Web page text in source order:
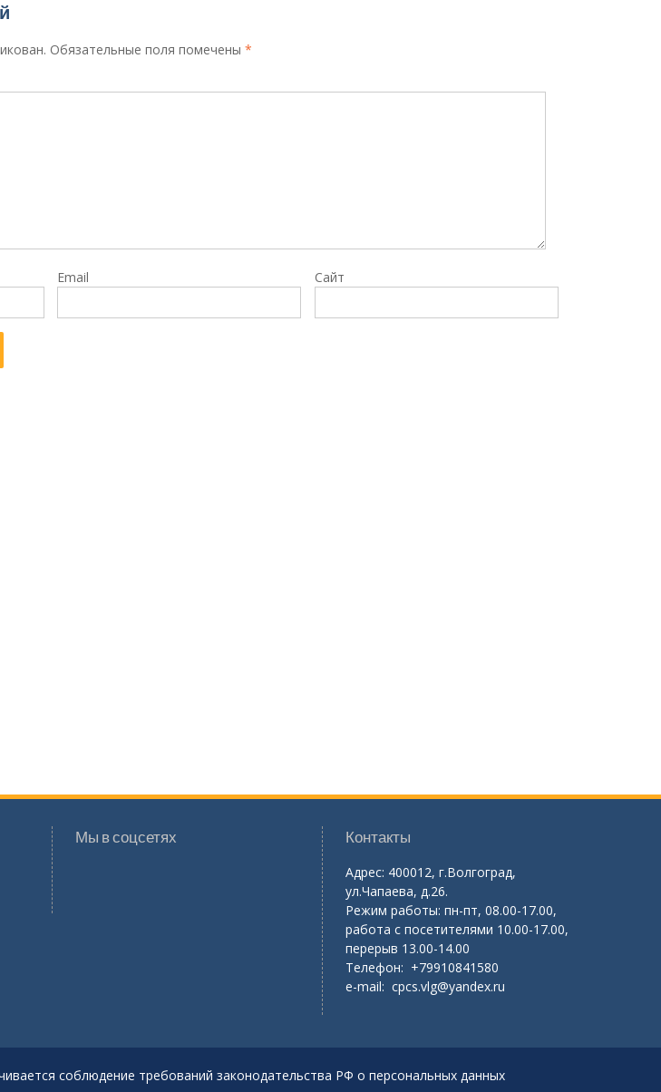
Обязательные поля помечены *
Email Сайт
Мы в соцсетях Контакты
Адрес: 400012, г.Волгоград,
ул.Чапаева, д.26.
Режим работы: пн-пт, 08.00-17.00,
работа с посетителями 10.00-17.00,
перерыв 13.00-14.00
Телефон: +79910841580
e-mail: cpcs.vlg@yandex.ru
соблюдение требований законодательства РФ о персональных данных